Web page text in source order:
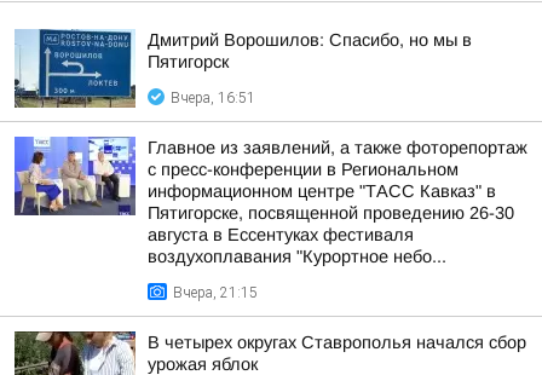
Дмитрий Ворошилов: Спасибо, но мы в
Пятигорск
Вчера, 16:51
Главное из заявлений, а также фоторепортаж
с пресс-конференции в Региональном
информационном центре "ТАСС Кавказ" в
Пятигорске, посвященной проведению 26-30
августа в Ессентуках фестиваля
воздухоплавания "Курортное небо...
Вчера, 21:15
В четырех округах Ставрополья начался сбор
урожая яблок